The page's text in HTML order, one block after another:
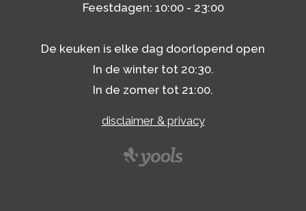
Feestdagen: 10:00 - 23:00
De keuken is elke dag doorlopend open
In de winter tot 20:30.
In de zomer tot 21:00.
disclaimer & privacy